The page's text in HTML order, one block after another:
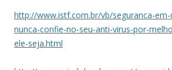
http://www.istf.com.br/vb/seguranca-
nunca-confie-no-seu-anti-virus-por-
ele-seja.html